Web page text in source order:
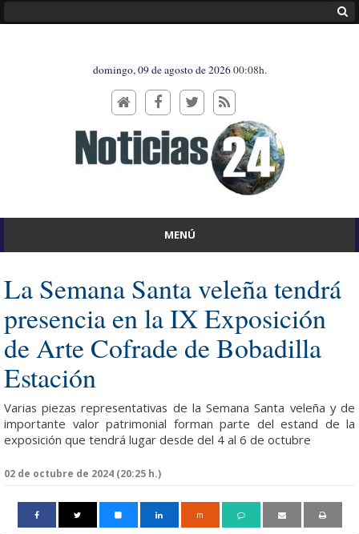
domingo, 09 de agosto de 202600:08h.
MENÚ
La Semana Santa veleña tendrá
presencia en la IX Exposición
de Arte Cofrade de Bobadilla
Estación
Varias piezas representativas de la Semana Santa veleña y de
importante valor patrimonial forman parte del estand de la
exposición que tendrá lugar desde del 4 al 6 de octubre
02 de octubre de 2024 (20:25 h.)
m